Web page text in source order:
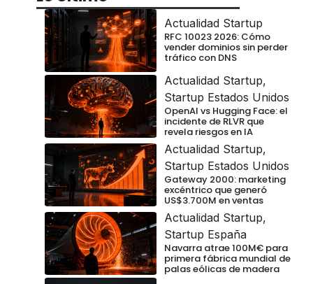
Actualidad Startup
RFC 10023 2026: Cómo
vender dominios sin perder
tráfico con DNS
Actualidad Startup,
Startup Estados Unidos
OpenAI vs Hugging Face: el
incidente de RLVR que
revela riesgos en IA
Actualidad Startup,
Startup Estados Unidos
Gateway 2000: marketing
excéntrico que generó
US$3.700M en ventas
Actualidad Startup,
Startup España
Navarra atrae 100M€ para
primera fábrica mundial de
palas eólicas de madera